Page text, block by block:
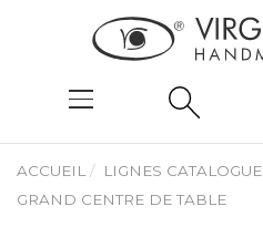
ACCUEIL LIGNES CATALOGUE
GRAND CENTRE DE TABLE